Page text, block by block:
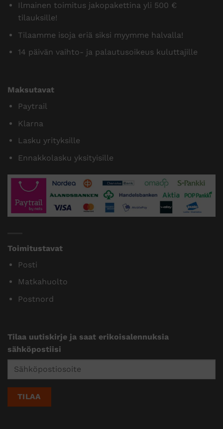
Ilmainen toimitus jakopakettina yli 500 €
tilauksille!
Tilaamme isoja eriä siksi myymme halvalla!
14 päivän vaihto- ja palautusoikeus kuluttajille
Maksutavat
Paytrail
Klarna
Lasku yrityksille
Ennakkolasku yksityisille
Toimitustavat
Posti
Matkahuolto
Postnord
Tilaa uutiskirje ja saat erikoisalennuksia
sähköpostiisi